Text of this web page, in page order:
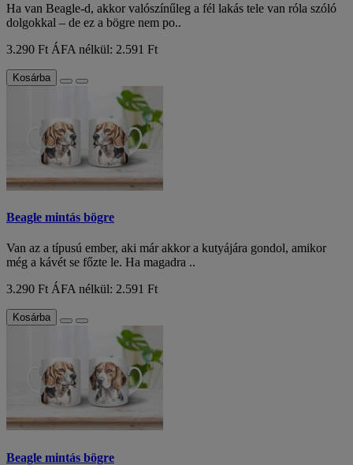
Ha van Beagle-d, akkor valószínűleg a fél lakás tele van róla szóló
dolgokkal – de ez a bögre nem po..
3.290 Ft ÁFA nélkül: 2.591 Ft
Kosárba
Beagle mintás bögre
Van az a típusú ember, aki már akkor a kutyájára gondol, amikor
még a kávét se főzte le. Ha magadra ..
3.290 FtÁFA nélkül: 2.591 Ft
Kosárba
Beagle mintás bögre